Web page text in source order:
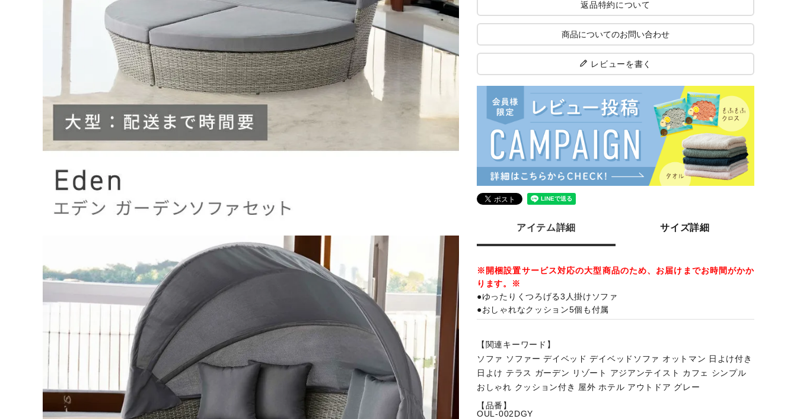
返品特約について
商品についてのお問い合わせ
レビューを書く
アイテム詳細 サイズ詳細
※開梱設置サービス対応の大型商品のため、お届けまでお時間がかか
ります。※
●ゆったりくつろげる3人掛けソファ
●おしゃれなクッション5個も付属
【関連キーワード】
ソファ ソファー デイベッド デイベッドソファ オットマン 日よけ付き
日よけ テラス ガーデン リゾート アジアンテイスト カフェ シンプル
おしゃれ クッション付き 屋外 ホテル アウトドア グレー
【品番】
OUL-002DGY